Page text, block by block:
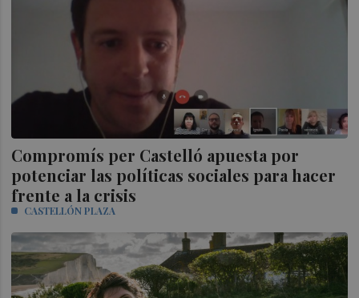
Compromís per Castelló apuesta por
potenciar las políticas sociales para hacer
frente a la crisis
CASTELLÓN PLAZA